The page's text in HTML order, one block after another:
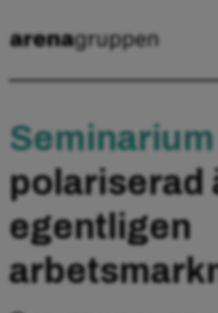
Seminarium
polariserad
egentligen